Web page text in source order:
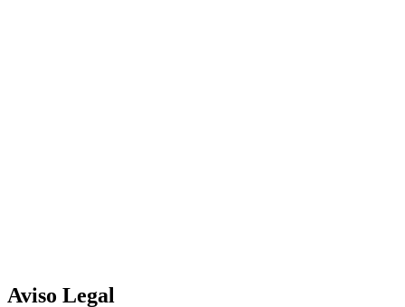
Aviso Legal